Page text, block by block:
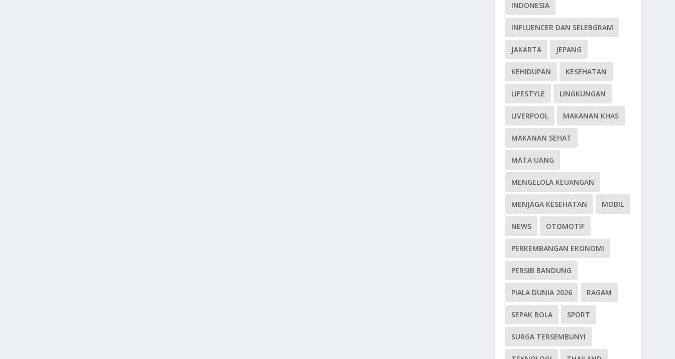
INDONESIA
INFLUENCER DAN SELEBGRAM
JAKARTA JEPANG
KEHIDUPAN KESEHATAN
LIFESTYLE LINGKUNGAN
LIVERPOOL MAKANAN KHAS
MAKANAN SEHAT
MATA UANG
MENGELOLA KEUANGAN
MENJAGA KESEHATAN MOBIL
NEWS OTOMOTIF
PERKEMBANGAN EKONOMI
PERSIB BANDUNG
PIALA DUNIA 2026 RAGAM
SEPAK BOLA SPORT
SURGA TERSEMBUNYI